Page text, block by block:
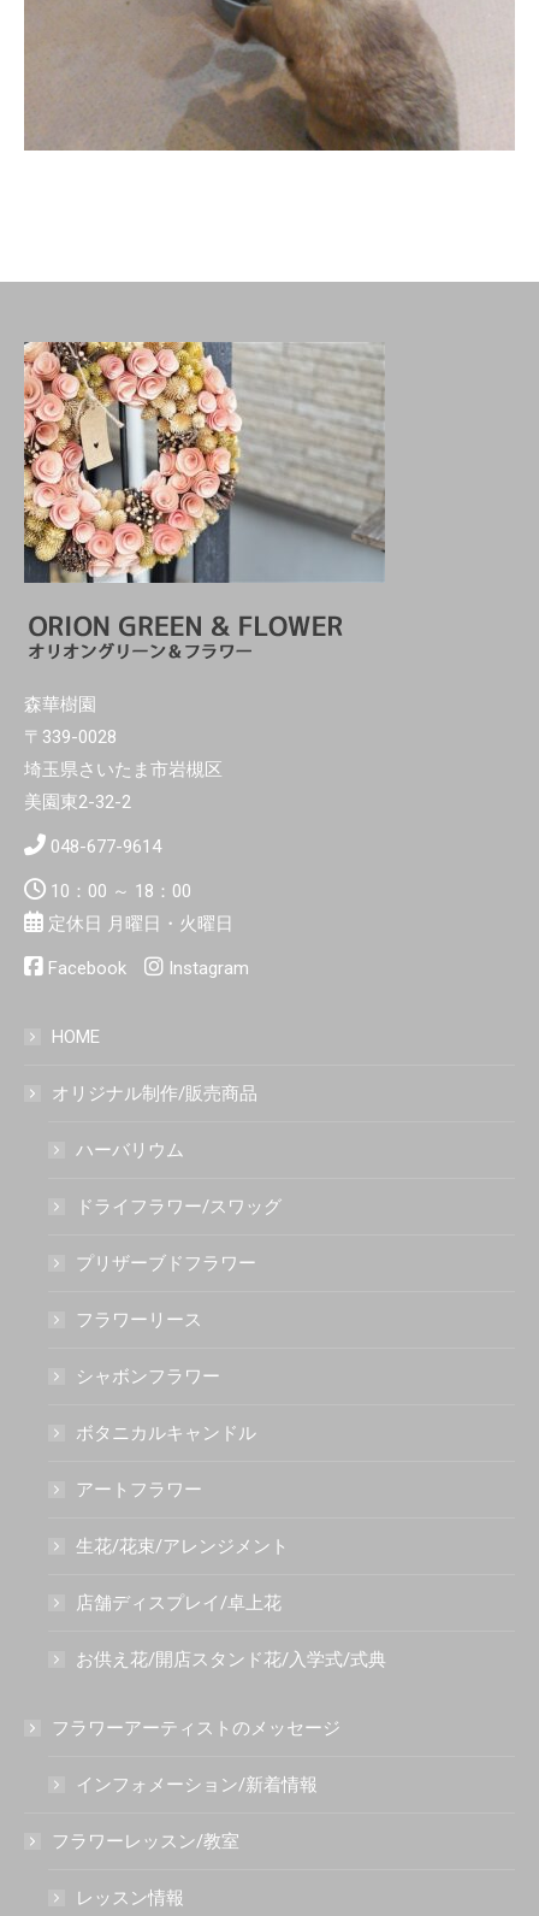
森華樹園
〒339-0028
埼玉県さいたま市岩槻区
美園東2-32-2
048-677-9614
10：00 ～ 18：00
定休日 月曜日・火曜日
Facebook Instagram
HOME
オリジナル制作/販売商品
ハーバリウム
ドライフラワー/スワッグ
プリザーブドフラワー
フラワーリース
シャボンフラワー
ボタニカルキャンドル
アートフラワー
生花/花束/アレンジメント
店舗ディスプレイ/卓上花
お供え花/開店スタンド花/入学式/式典
フラワーアーティストのメッセージ
インフォメーション/新着情報
フラワーレッスン/教室
レッスン情報